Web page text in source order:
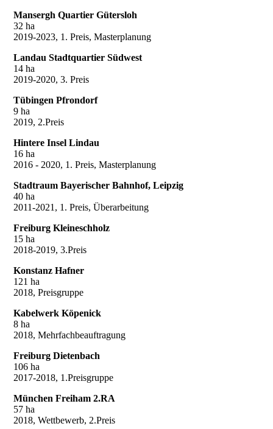
Mansergh Quartier Gütersloh
32 ha
2019-2023, 1. Preis, Masterplanung
Landau Stadtquartier Südwest
14 ha
2019-2020, 3. Preis
Tübingen Pfrondorf
9 ha
2019, 2.Preis
Hintere Insel Lindau
16 ha
2016 - 2020, 1. Preis, Masterplanung
Stadtraum Bayerischer Bahnhof, Leipzig
40 ha
2011-2021, 1. Preis, Überarbeitung
Freiburg Kleineschholz
15 ha
2018-2019, 3.Preis
Konstanz Hafner
121 ha
2018, Preisgruppe
Kabelwerk Köpenick
8 ha
2018, Mehrfachbeauftragung
Freiburg Dietenbach
106 ha
2017-2018, 1.Preisgruppe
München Freiham 2.RA
57 ha
2018, Wettbewerb, 2.Preis